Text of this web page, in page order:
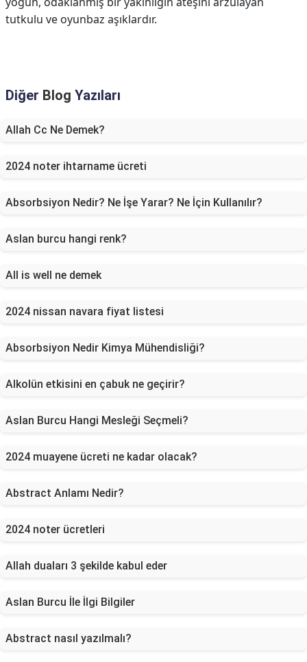
tutkulu ve oyunbaz aşıklardır.
Diğer Blog Yazıları
Allah Cc Ne Demek?
2024 noter ihtarname ücreti
Absorbsiyon Nedir? Ne İşe Yarar? Ne İçin Kullanılır?
Aslan burcu hangi renk?
All is well ne demek
2024 nissan navara fiyat listesi
Absorbsiyon Nedir Kimya Mühendisliği?
Alkolün etkisini en çabuk ne geçirir?
Aslan Burcu Hangi Mesleği Seçmeli?
2024 muayene ücreti ne kadar olacak?
Abstract Anlamı Nedir?
2024 noter ücretleri
Allah duaları 3 şekilde kabul eder
Aslan Burcu İle İlgi Bilgiler
Abstract nasıl yazılmalı?